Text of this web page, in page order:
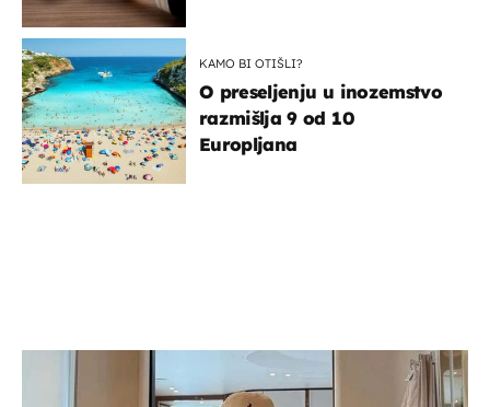
KAMO BI OTIŠLI?
O preseljenju u inozemstvo
razmišlja 9 od 10
Europljana